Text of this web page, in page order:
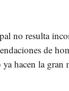
no resulta
de
hacen la gran